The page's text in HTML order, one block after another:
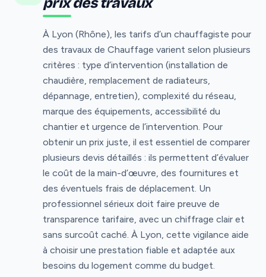
À Lyon (Rhône), les tarifs d’un chauffagiste pour
des travaux de Chauffage varient selon plusieurs
critères : type d’intervention (installation de
chaudière, remplacement de radiateurs,
dépannage, entretien), complexité du réseau,
marque des équipements, accessibilité du
chantier et urgence de l’intervention. Pour
obtenir un prix juste, il est essentiel de comparer
plusieurs devis détaillés : ils permettent d’évaluer
le coût de la main-d’œuvre, des fournitures et
des éventuels frais de déplacement. Un
professionnel sérieux doit faire preuve de
transparence tarifaire, avec un chiffrage clair et
sans surcoût caché. À Lyon, cette vigilance aide
à choisir une prestation fiable et adaptée aux
besoins du logement comme du budget.